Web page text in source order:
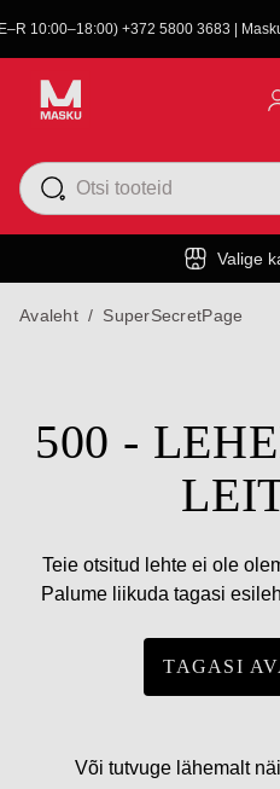
10:00–18:00) +372 5800 3683 |
Valige
Avaleht / SuperSecretPage
500 -
Teie otsitud lehte ei ole
Palume liikuda tagasi
TAGASI
Või tutvuge lähemalt